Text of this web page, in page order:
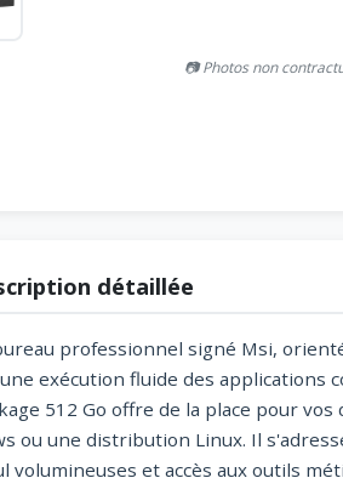
📷 Photos non
détaillée
professionnel signé Msi,
exécution fluide des applications
512 Go offre de la place pour
ou une distribution Linux. Il
volumineuses et accès aux outils